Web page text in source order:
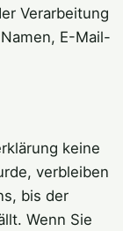
Verarbeitung
E-Mail-
keine
verbleiben
bis der
Wenn Sie